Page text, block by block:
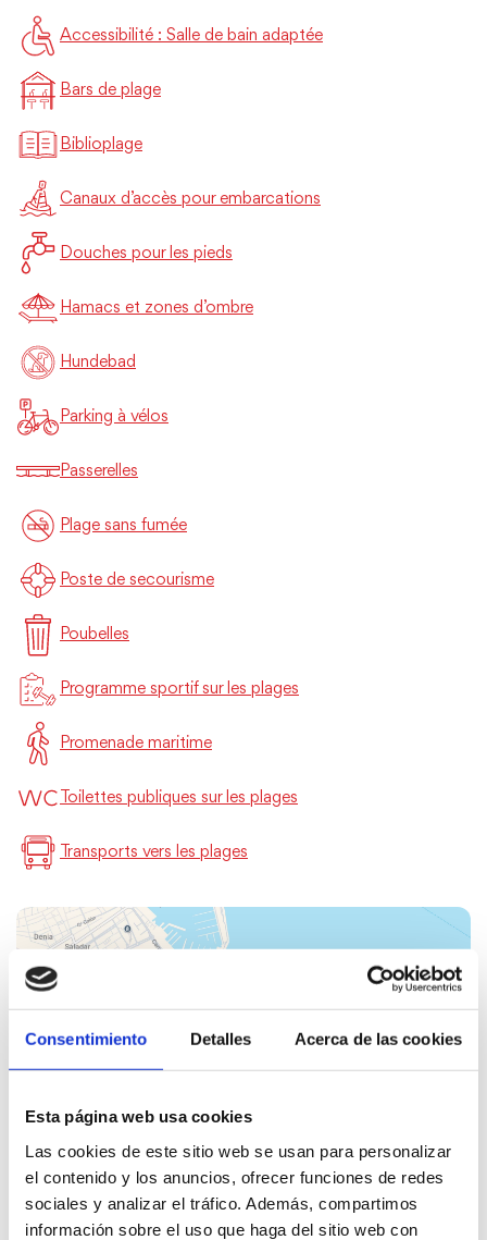
Consentimiento Detalles Acerca de las cookies
Esta página web usa cookies
Las cookies de este sitio web se usan para personalizar
el contenido y los anuncios, ofrecer funciones de redes
sociales y analizar el tráfico. Además, compartimos
información sobre el uso que haga del sitio web con
FAVORIS
Accessibilité : Salle de bain adaptée
Bars de plage
Biblioplage
Canaux d’accès pour embarcations
Douches pour les pieds
Hamacs et zones d’ombre
Hundebad
Parking à vélos
Passerelles
Plage sans fumée
Poste de secourisme
Poubelles
Programme sportif sur les plages
Promenade maritime
Toilettes publiques sur les plages
Transports vers les plages